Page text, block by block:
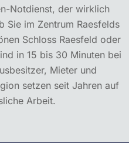
Notdienst, der wirklich
Sie im Zentrum Raesfelds
Schloss Raesfeld oder
in 15 bis 30 Minuten bei
Mieter und
setzen seit Jahren auf
Arbeit.